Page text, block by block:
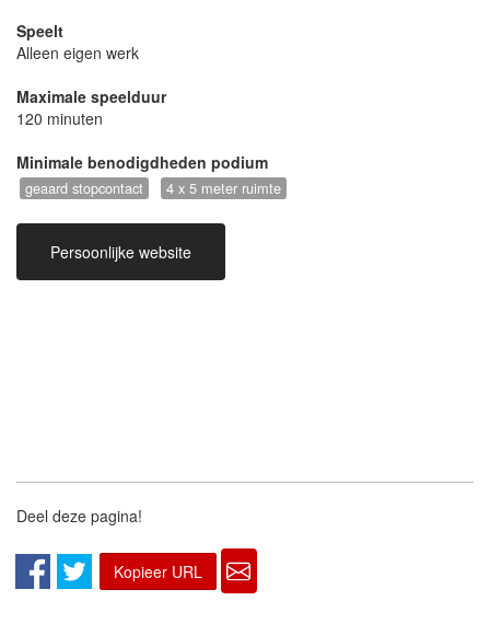
Speelt
Alleen eigen werk
Maximale speelduur
120 minuten
Minimale benodigdheden podium
geaard stopcontact 4 x 5 meter ruimte
Persoonlijke website
Deel deze pagina!
Kopieer URL